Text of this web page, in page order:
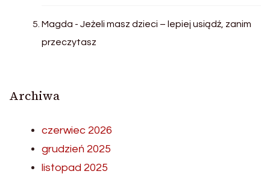
Magda - Jeżeli masz dzieci – lepiej usiądź, zanim
przeczytasz
Archiwa
czerwiec 2026
grudzień 2025
listopad 2025